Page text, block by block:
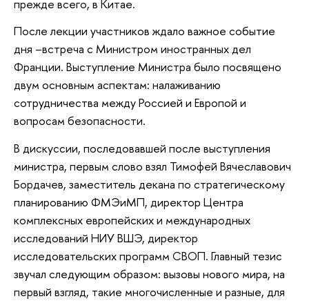
прежде всего, в Китае.
После лекции участников ждало важное событие
дня –встреча с Министром иностранных дел
Франции. Выступление Министра было посвящено
двум основным аспектам: налаживанию
сотрудничества между Россией и Европой и
вопросам безопасности.
В дискуссии, последовавшей после выступления
министра, первым слово взял Тимофей Вячеславович
Бордачев, заместитель декана по стратегическому
планированию ФМЭиМП, директор Центра
комплексных европейских и международных
исследований НИУ ВШЭ, директор
исследовательских программ СВОП. Главный тезис
звучал следующим образом: вызовы нового мира, на
первый взгляд, такие многочисленные и разные, для